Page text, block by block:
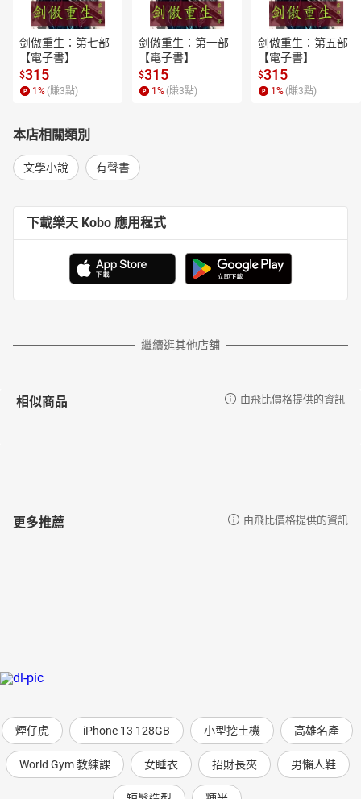
剑傲重生：第七部
【電子書】
$315
1 % (賺3點)
剑傲重生：第一部
【電子書】
$315
1 % (賺3點)
剑傲重生：第五部
【電子書】
$315
1 % (賺3點)
本店相關類別
文學小說 有聲書
下載樂天 Kobo 應用程式
繼續逛其他店舖
相似商品 由飛比價格提供的資訊
更多推薦 由飛比價格提供的資訊
煙仔虎 iPhone 13 128GB 小型挖土機 高雄名產
World Gym 教練課 女睡衣 招財長夾 男懶人鞋